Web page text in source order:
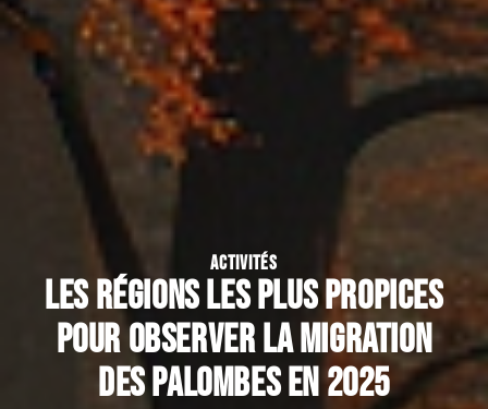
ACTIVITÉS
Les régions les plus propices
pour observer la migration
des palombes en 2025